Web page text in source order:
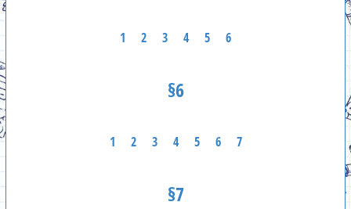
1 2 3 4 5 6
§6
1 2 3 4 5 6 7
§7